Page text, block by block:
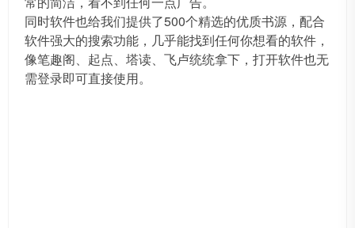
同时软件也给我们提供了500个精选的优质书源，配合
软件强大的搜索功能，几乎能找到任何你想看的软件，
像笔趣阁、起点、塔读、飞卢统统拿下，打开软件也无
需登录即可直接使用。